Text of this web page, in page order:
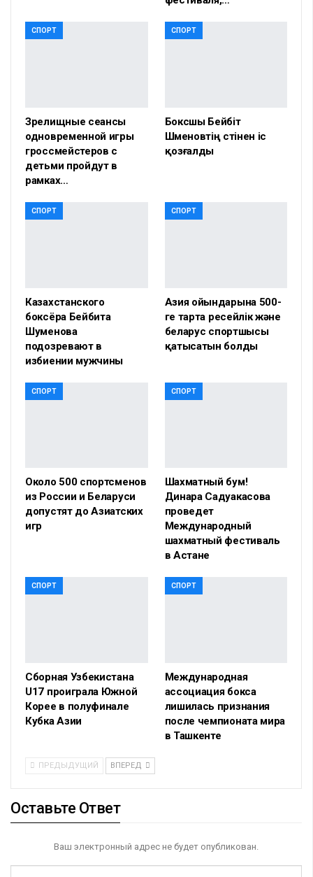
СПОРТ
Зрелищные сеансы
одновременной игры
гроссмейстеров с
детьми пройдут в
рамках…
СПОРТ
Боксшы Бейбіт
Шүменовтің үстінен іс
қозғалды
СПОРТ
Казахстанского
боксёра Бейбита
Шуменова
подозревают в
избиении мужчины
СПОРТ
Азия ойындарына 500-
ге тарта ресейлік және
беларус спортшысы
қатысатын болды
СПОРТ
Около 500 спортсменов
из России и Беларуси
допустят до Азиатских
игр
СПОРТ
Шахматный бум!
Динара Садуакасова
проведет
Международный
шахматный фестиваль
в Астане
СПОРТ
Сборная Узбекистана
U17 проиграла Южной
Корее в полуфинале
Кубка Азии
СПОРТ
Международная
ассоциация бокса
лишилась признания
после чемпионата мира
в Ташкенте
ПРЕДЫДУЩИЙ ВПЕРЕД
Оставьте Ответ
Ваш электронный адрес не будет опубликован.